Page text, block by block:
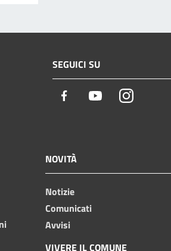
SEGUICI SU
Facebook YoutubeInstagram
NOVITÀ
Notizie
Comunicati
Avvisi
VIVERE IL COMUNE